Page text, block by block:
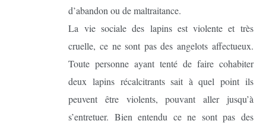
d’abandon ou de maltraitance.
La vie sociale des lapins est violente et très
cruelle, ce ne sont pas des angelots affectueux.
Toute personne ayant tenté de faire cohabiter
deux lapins récalcitrants sait à quel point ils
peuvent être violents, pouvant aller jusqu’à
s’entretuer. Bien entendu ce ne sont pas des